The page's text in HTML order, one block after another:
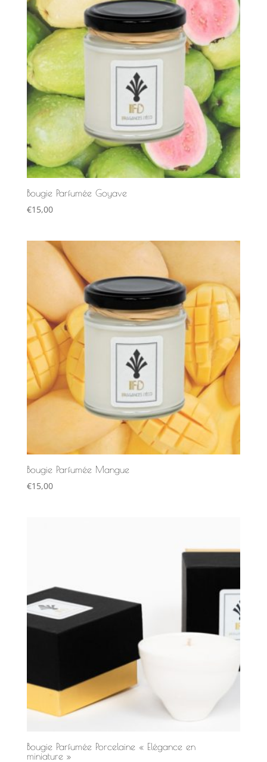
Bougie Parfumée Goyave
€15,00
Bougie Parfumée Mangue
€15,00
Bougie Parfumée Porcelaine « Elégance en
miniature »